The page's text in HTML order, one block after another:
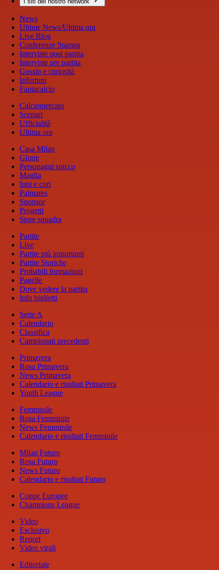
News
Ultime News/Ultima ora
Live Blog
Conferenze Stampa
Interviste post partita
Interviste pre partita
Gossip e curiosità
Infortuni
Fantacalcio
Calciomercato
Scenari
Ufficialità
Ultima ora
Casa Milan
Glorie
Personaggi spicco
Maglia
Inni e cori
Palmares
Sponsor
Progetti
Store squadra
Partite
Live
Partite più importanti
Partite Storiche
Probabili formazioni
Pagelle
Dove vedere la partita
Info biglietti
Serie A
Calendario
Classifica
Campionati precedenti
Primavera
Rosa Primavera
News Primavera
Calendario e risultati Primavera
Youth League
Femminile
Rosa Femminile
News Femminile
Calendario e risultati Femminile
Milan Futuro
Rosa Futuro
News Futuro
Calendario e risultati Futuro
Coppe Europee
Champions League
Video
Esclusivo
Report
Video virali
Editoriale